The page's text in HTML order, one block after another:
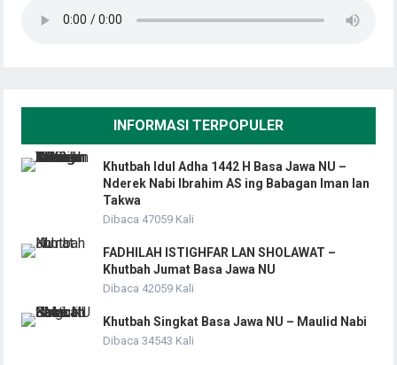
INFORMASI TERPOPULER
Khutbah Idul Adha 1442 H Basa Jawa NU –
Nderek Nabi Ibrahim AS ing Babagan Iman lan
Takwa
Dibaca 47059 Kali
FADHILAH ISTIGHFAR LAN SHOLAWAT –
Khutbah Jumat Basa Jawa NU
Dibaca 42059 Kali
Khutbah Singkat Basa Jawa NU – Maulid Nabi
Dibaca 34543 Kali